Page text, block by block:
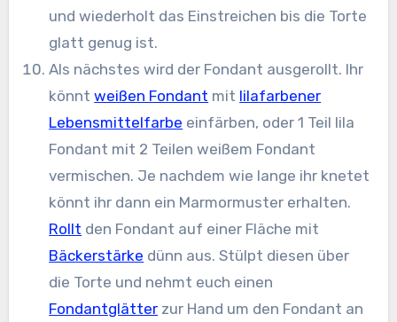
und wiederholt das Einstreichen bis die Torte
glatt genug ist.
Als nächstes wird der Fondant ausgerollt. Ihr
könntweißen Fondant mit lilafarbener
Lebensmittelfarbe einfärben, oder 1 Teil lila
Fondant mit 2 Teilen weißem Fondant
vermischen. Je nachdem wie lange ihr knetet
könnt ihr dann ein Marmormuster erhalten.
Rollt den Fondant auf einer Fläche mit
Bäckerstärke dünn aus. Stülpt diesen über
die Torte und nehmt euch einen
Fondantglätter zur Hand um den Fondant an